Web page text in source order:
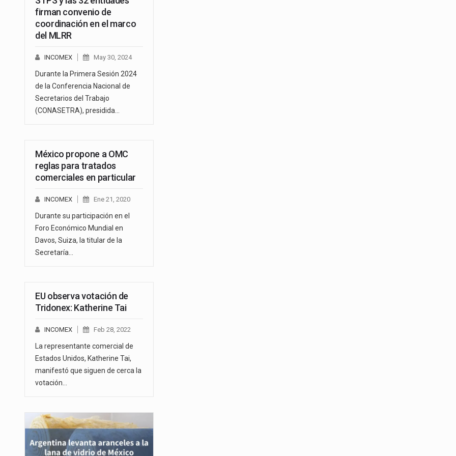
firman convenio de
coordinación en el marco
del MLRR
INCOMEX May 30, 2024
Durante la Primera Sesión 2024
de la Conferencia Nacional de
Secretarios del Trabajo
(CONASETRA), presidida…
México propone a OMC
reglas para tratados
comerciales en particular
INCOMEX Ene 21, 2020
Durante su participación en el
Foro Económico Mundial en
Davos, Suiza, la titular de la
Secretaría…
EU observa votación de
Tridonex: Katherine Tai
INCOMEX Feb 28, 2022
La representante comercial de
Estados Unidos, Katherine Tai,
manifestó que siguen de cerca la
votación…